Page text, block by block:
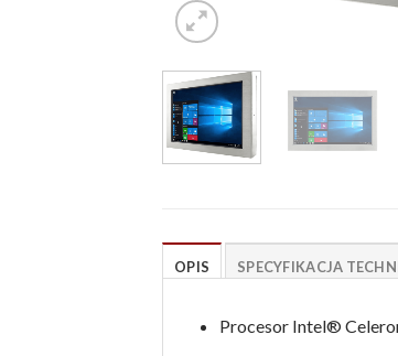
OPIS SPECYFIKACJA
Procesor Intel®